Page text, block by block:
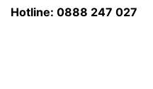
Hotline: 0888 247 027